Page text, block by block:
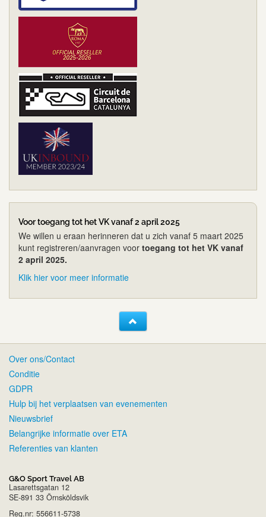
Voor toegang tot het VK vanaf 2 april 2025
We willen u eraan herinneren dat u zich vanaf 5 maart 2025
kunt registreren/aanvragen voor toegang tot het VK vanaf
2 april 2025.
Klik hier voor meer informatie
Over ons/Contact
Conditie
GDPR
Hulp bij het verplaatsen van evenementen
Nieuwsbrief
Belangrijke informatie over ETA
Referenties van klanten
G&O Sport Travel AB
Lasarettsgatan 12
SE-891 33 Örnsköldsvik
Reg.nr: 556611-5738